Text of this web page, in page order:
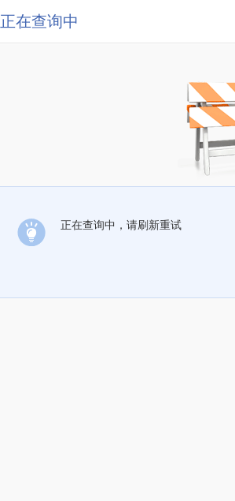
正在查询中
正在查询中，请刷新重试